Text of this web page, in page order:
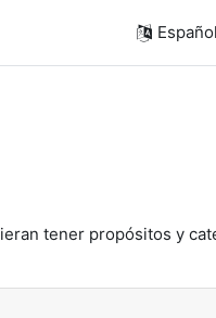
tener propósitos y